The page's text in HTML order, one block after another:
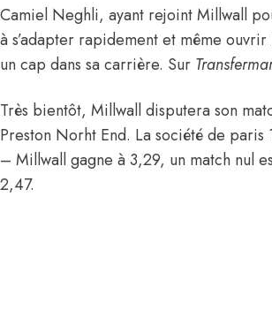
Camiel Neghli, ayant rejoint Millwall
à s’adapter rapidement et même
un cap dans sa carrière. Sur
Très bientôt, Millwall disputera son
Preston Norht End. La société de
– Millwall gagne à 3,29, un match nul
2,47.